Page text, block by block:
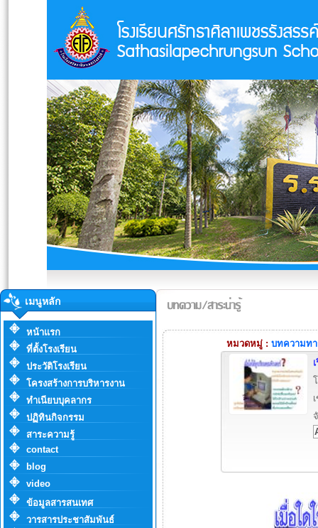
เมนูหลัก
หน้าแรก
ที่ตั้งโรงเรียน
ประวัติโรงเรียน
โครงสร้างการบริหารงาน
ทำเนียบบุคลากร
ปฏิทินกิจกรรม
สาระความรู้
contact
blog
video
ข้อมูลสารสนเทศ
วารสารประชาสัมพันธ์
หมวดหมู่ : บทความทา